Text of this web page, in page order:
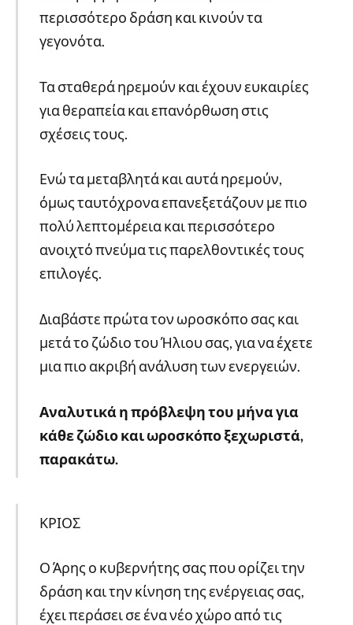
περισσότερο δράση και κινούν τα
γεγονότα.
Τα σταθερά ηρεμούν και έχουν ευκαιρίες
για θεραπεία και επανόρθωση στις
σχέσεις τους.
Ενώ τα μεταβλητά και αυτά ηρεμούν,
όμως ταυτόχρονα επανεξετάζουν με πιο
πολύ λεπτομέρεια και περισσότερο
ανοιχτό πνεύμα τις παρελθοντικές τους
επιλογές.
Διαβάστε πρώτα τον ωροσκόπο σας και
μετά το ζώδιο του Ήλιου σας, για να έχετε
μια πιο ακριβή ανάλυση των ενεργειών.
Αναλυτικά η πρόβλεψη του μήνα για
κάθε ζώδιο και ωροσκόπο ξεχωριστά,
παρακάτω.
ΚΡΙΟΣ
Ο Άρης ο κυβερνήτης σας που ορίζει την
δράση και την κίνηση της ενέργειας σας,
έχει περάσει σε ένα νέο χώρο από τις